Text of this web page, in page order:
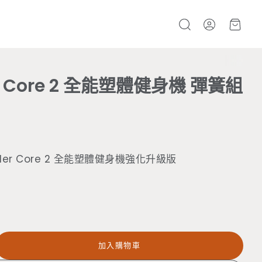
搜
帳號 購物
2 全能塑體健身機 彈簧組
Core 2 全能塑體健身機強化升級版
加入購物車